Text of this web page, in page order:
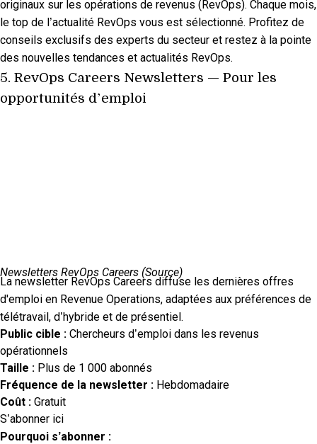
originaux sur les opérations de revenus (RevOps). Chaque mois,
le top de l’actualité RevOps vous est sélectionné. Profitez de
conseils exclusifs des experts du secteur et restez à la pointe
des nouvelles tendances et actualités RevOps.
5. RevOps Careers Newsletters — Pour les
opportunités d’emploi
Newsletters RevOps Careers (Source)
La newsletter RevOps Careers diffuse les dernières offres
d'emploi en Revenue Operations, adaptées aux préférences de
télétravail, d’hybride et de présentiel.
Public cible : Chercheurs d’emploi dans les revenus
opérationnels
Taille : Plus de 1 000 abonnés
Fréquence de la newsletter : Hebdomadaire
Coût : Gratuit
S’abonner ici
Pourquoi s’abonner :